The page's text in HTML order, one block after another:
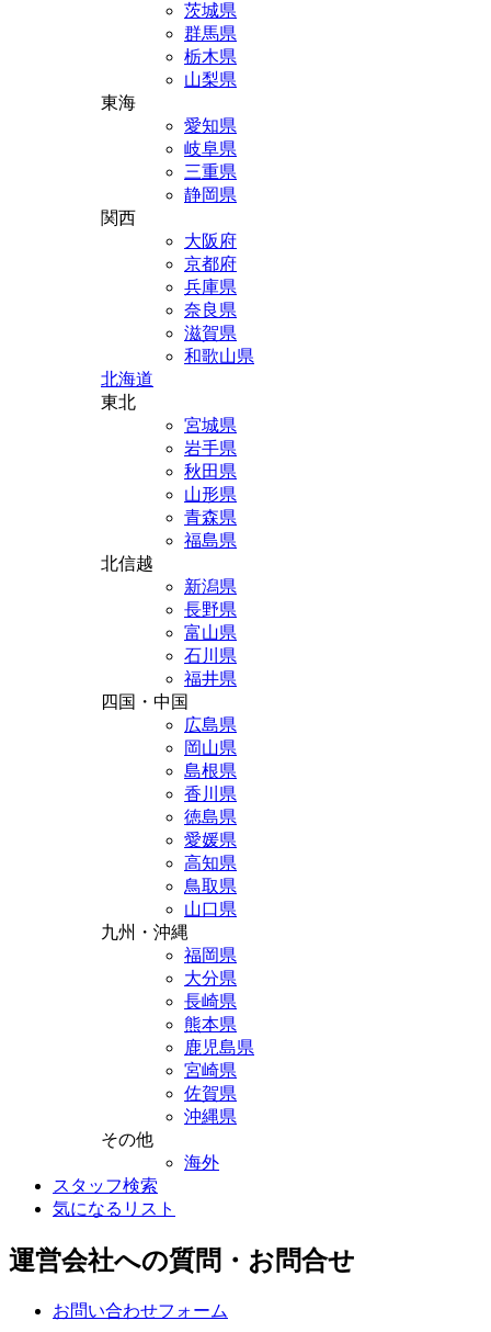
茨城県
群馬県
栃木県
山梨県
東海
愛知県
岐阜県
三重県
静岡県
関西
大阪府
京都府
兵庫県
奈良県
滋賀県
和歌山県
北海道
東北
宮城県
岩手県
秋田県
山形県
青森県
福島県
北信越
新潟県
長野県
富山県
石川県
福井県
四国・中国
広島県
岡山県
島根県
香川県
徳島県
愛媛県
高知県
鳥取県
山口県
九州・沖縄
福岡県
大分県
長崎県
熊本県
鹿児島県
宮崎県
佐賀県
沖縄県
その他
海外
スタッフ検索
気になるリスト
運営会社への質問・お問合せ
お問い合わせフォーム